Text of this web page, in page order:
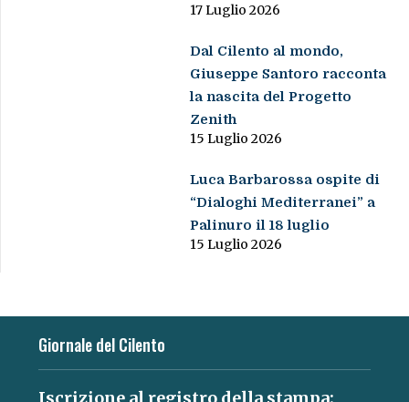
17 Luglio 2026
Dal Cilento al mondo,
Giuseppe Santoro racconta
la nascita del Progetto
Zenith
15 Luglio 2026
Luca Barbarossa ospite di
“Dialoghi Mediterranei” a
Palinuro il 18 luglio
15 Luglio 2026
Giornale del Cilento
Iscrizione al registro della stampa: